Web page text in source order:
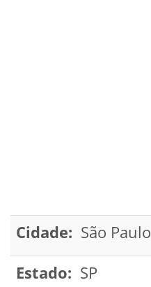
Cidade: São Paulo
Estado: SP